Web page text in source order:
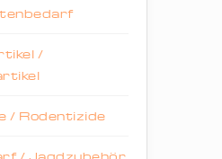
/
/ Rodentizide
/ Jagdzubehör